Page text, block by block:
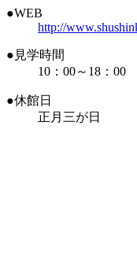
●WEB
http://
●見学時間
10：00～18：
●休館日
正月三が日